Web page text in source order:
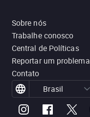
Sobre nós
Trabalhe conosco
Central de Políticas
Reportar um problema
Contato
Brasil